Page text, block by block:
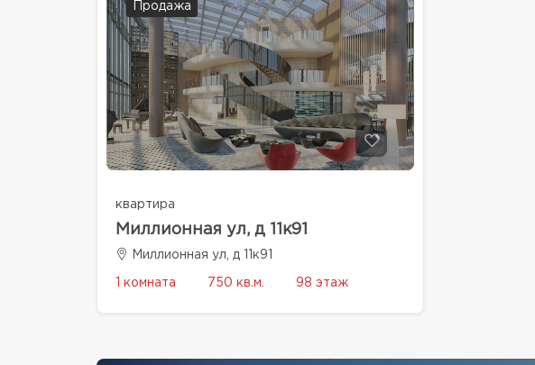
Продажа
квартира
Миллионная ул, д 11к91
Миллионная ул, д 11к91
1 комната 750 кв.м. 98 этаж